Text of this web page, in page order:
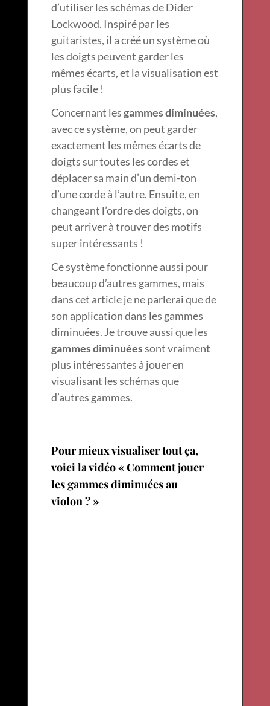
d’utiliser les schémas de Dider
Lockwood. Inspiré par les
guitaristes, il a créé un système où
les doigts peuvent garder les
mêmes écarts, et la visualisation est
plus facile !
Concernant lesgammes diminuées,
avec ce système, on peut garder
exactement les mêmes écarts de
doigts sur toutes les cordes et
déplacer sa main d’un demi-ton
d’une corde à l’autre. Ensuite, en
changeant l’ordre des doigts, on
peut arriver à trouver des motifs
super intéressants !
Ce système fonctionne aussi pour
beaucoup d’autres gammes, mais
dans cet article je ne parlerai que de
son application dans les gammes
diminuées. Je trouve aussi que les
gammes diminuéessont vraiment
plus intéressantes à jouer en
visualisant les schémas que
d’autres gammes.
Pour mieux visualiser tout ça,
voici la vidéo « Comment jouer
les gammes diminuées au
violon ? »